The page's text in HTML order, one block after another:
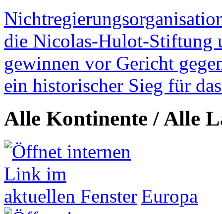
die Nicolas-Hulot-Stiftung
gewinnen vor Gericht
ein historischer Sieg für
Alle Kontinente / Alle
Europa